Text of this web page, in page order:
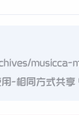
-相同方式共